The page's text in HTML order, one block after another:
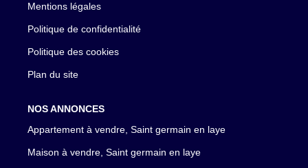
Mentions légales
Politique de confidentialité
Politique des cookies
Plan du site
NOS ANNONCES
Appartement à vendre, Saint germain en laye
Maison à vendre, Saint germain en laye